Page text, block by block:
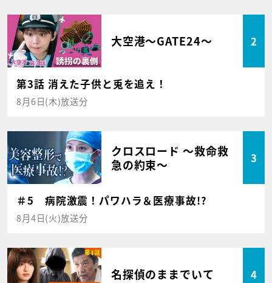
大空港～GATE24～ 2
第3話 消えた子供と兎を追え！
8月6日(木)放送分
クロスロード ～救命救
急の約束～
3
＃5 病院激震！パワハラ＆医療事故!?
8月4日(火)放送分
名探偵のままでいて 4